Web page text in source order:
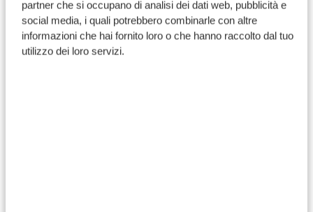
partner che si occupano di analisi dei dati web, pubblicità e
social media, i quali potrebbero combinarle con altre
informazioni che hai fornito loro o che hanno raccolto dal tuo
utilizzo dei loro servizi.
astratti.
La loro società è basata su un sistema di discendenza